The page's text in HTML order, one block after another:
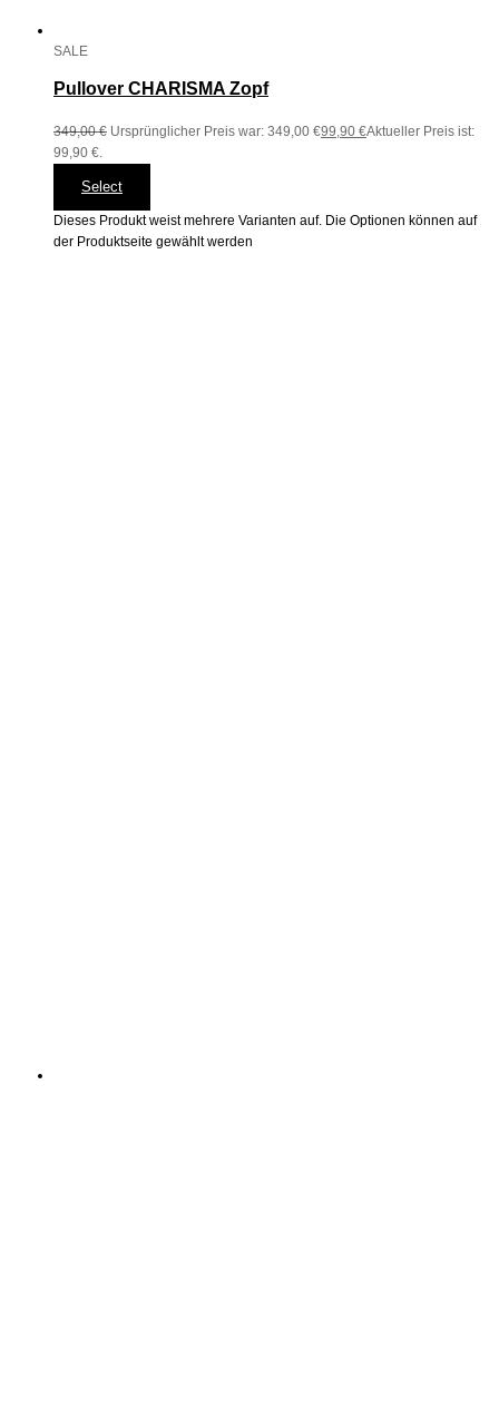
SALE
Pullover CHARISMA Zopf
349,00€ Ursprünglicher Preis war: 349,00 €99,90 €Aktueller Preis ist:
99,90 €.
Select
Dieses Produkt weist mehrere Varianten auf. Die Optionen können auf
der Produktseite gewählt werden